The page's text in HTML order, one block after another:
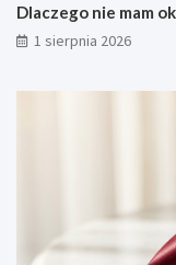
Dlaczego nie mam
1 sierpnia 2026